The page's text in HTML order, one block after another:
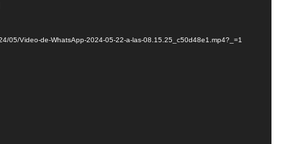
05/Video-de-WhatsApp-2024-05-22-a-las-08.15.25_c50d48e1.mp4?_=1